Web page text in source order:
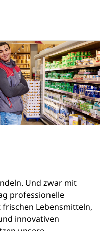
Und zwar mit
professionelle
Lebensmitteln,
innovativen